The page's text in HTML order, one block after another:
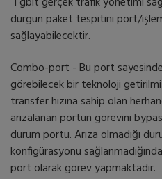
durgun paket tespitini port/
sağlayabilecektir.
Combo-port - Bu port
görebilecek bir teknoloji
transfer hızına sahip olan
arızalanan portun görevini
durum portu. Arıza olmadığı
konfigürasyonu
port olarak görev yapmaktadır.